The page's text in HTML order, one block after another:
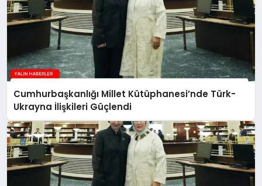
Cumhurbaşkanlığı Millet Kütüphanesi’nde Türk-
Ukrayna İlişkileri Güçlendi